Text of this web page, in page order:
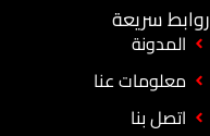
روابط سريعة
المدونة
معلومات عنا
اتصل بنا